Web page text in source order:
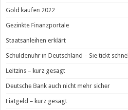
Gold kaufen 2022
Gezinkte Finanzportale
Staatsanleihen erklärt
Schuldenuhr in Deutschland – Sie tickt schnell
Leitzins – kurz gesagt
Deutsche Bank auch nicht mehr sicher
Fiatgeld – kurz gesagt